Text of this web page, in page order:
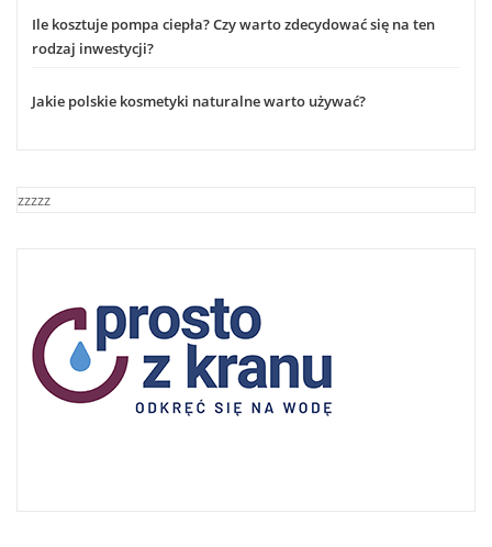
Ile kosztuje pompa ciepła? Czy warto zdecydować się na ten
rodzaj inwestycji?
Jakie polskie kosmetyki naturalne warto używać?
zzzzz